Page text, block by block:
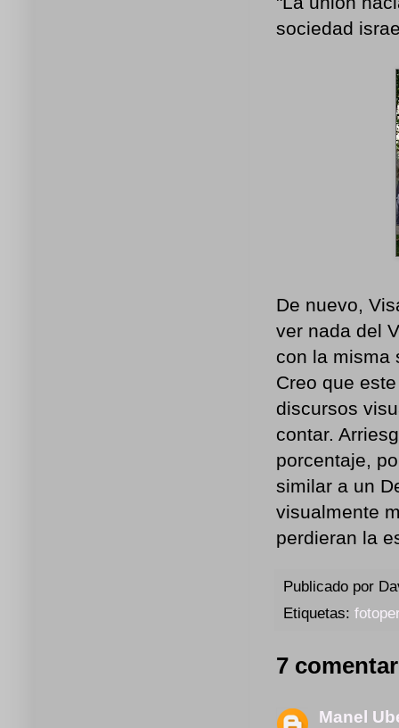
sociedad
De nuevo,
ver nada del
con la misma
Creo que
discursos
contar.
porcentaje,
similar a un
visualmente
perdieran la
Publicado por
Etiquetas:
7
Manel